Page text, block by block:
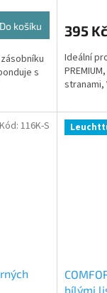
Do košíku
s
395 Kč
Ideální
stranami,
Kód: 116K-S
bílými